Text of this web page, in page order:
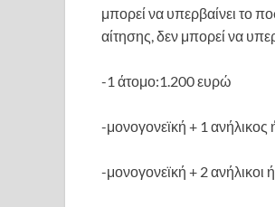
μπορεί να υπερβαίνει το
αίτησης, δεν μπορεί να
-1 άτομο:1.200 ευρώ
-μονογονεϊκή + 1 ανήλικος
-μονογονεϊκή + 2 ανήλικοι